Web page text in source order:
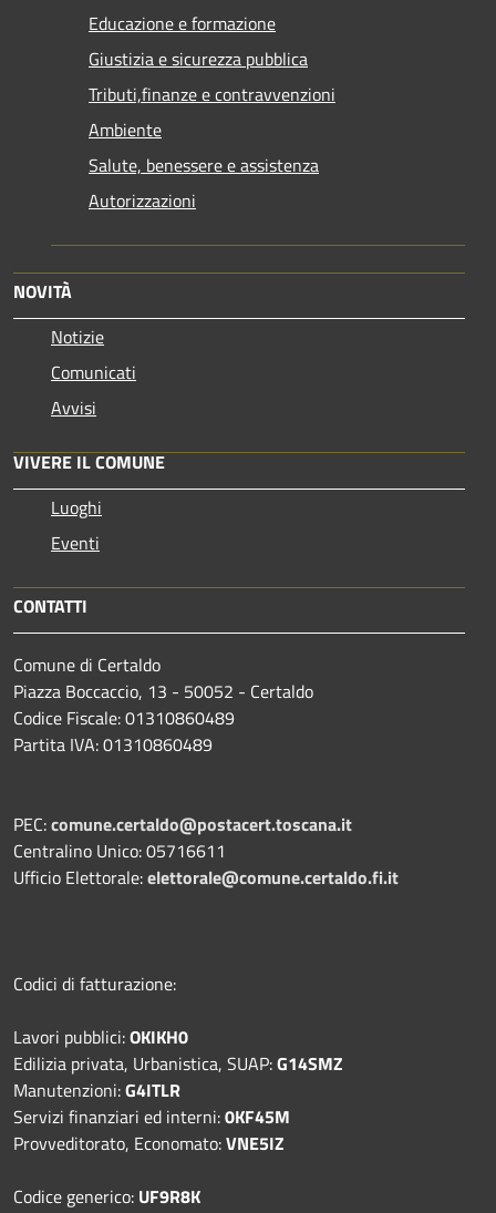
Educazione e formazione
Giustizia e sicurezza pubblica
Tributi,finanze e contravvenzioni
Ambiente
Salute, benessere e assistenza
Autorizzazioni
NOVITÀ
Notizie
Comunicati
Avvisi
VIVERE IL COMUNE
Luoghi
Eventi
CONTATTI
Comune di Certaldo
Piazza Boccaccio, 13 - 50052 - Certaldo
Codice Fiscale: 01310860489
Partita IVA: 01310860489
PEC:comune.certaldo@postacert.toscana.it
Centralino Unico: 05716611
Ufficio Elettorale:elettorale@comune.certaldo.fi.it
Codici di fatturazione:
Lavori pubblici:OKIKH0
Edilizia privata, Urbanistica, SUAP:G14SMZ
Manutenzioni:G4ITLR
Servizi finanziari ed interni:0KF45M
Provveditorato, Economato:VNE5IZ
Codice generico: UF9R8K